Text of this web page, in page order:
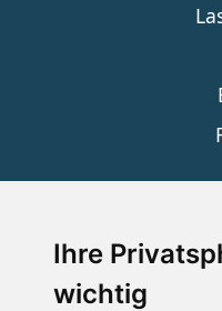
Ihre
wichtig